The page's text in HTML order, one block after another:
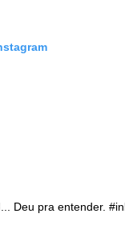
Deu pra entender.